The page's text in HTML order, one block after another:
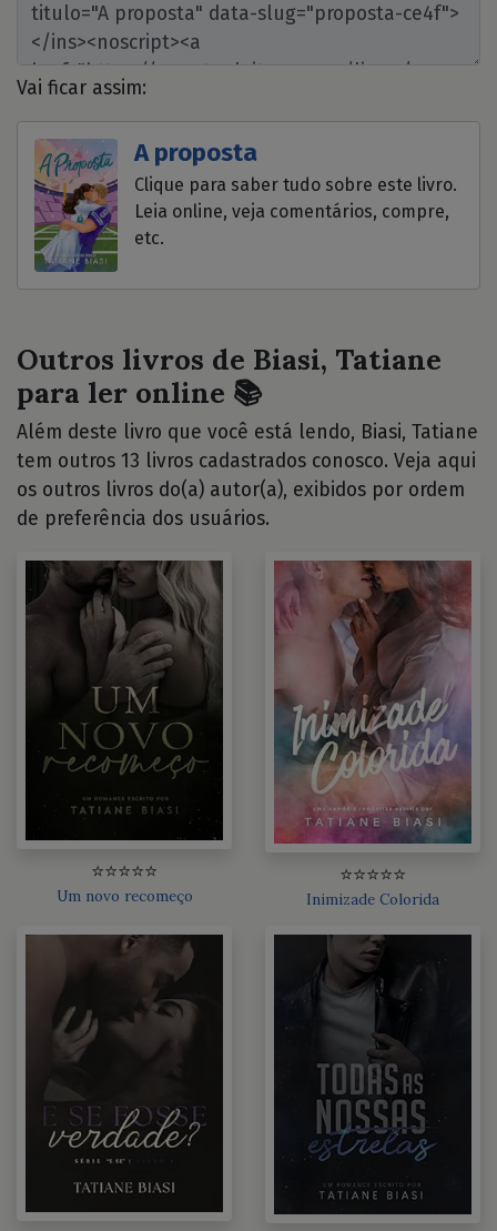
Vai ficar assim:
A proposta
Clique para saber tudo sobre este livro.
Leia online, veja comentários, compre,
etc.
Outros livros de Biasi, Tatiane
para ler online 📚
Além deste livro que você está lendo, Biasi, Tatiane
tem outros 13 livros cadastrados conosco. Veja aqui
os outros livros do(a) autor(a), exibidos por ordem
de preferência dos usuários.
⭐⭐⭐⭐⭐
Um novo recomeço
⭐⭐⭐⭐⭐
Inimizade Colorida